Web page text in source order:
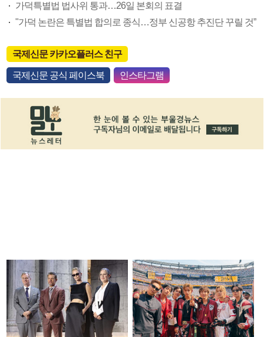
가덕특별법 법사위 통과…26일 본회의 표결
"가덕 논란은 특별법 합의로 종식…정부 신공항 추진단 꾸릴 것”
국제신문 카카오플러스 친구
국제신문 공식 페이스북 인스타그램